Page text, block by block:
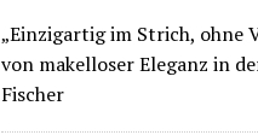
„Einzigartig im Strich, ohne
von makelloser Eleganz in
Fischer